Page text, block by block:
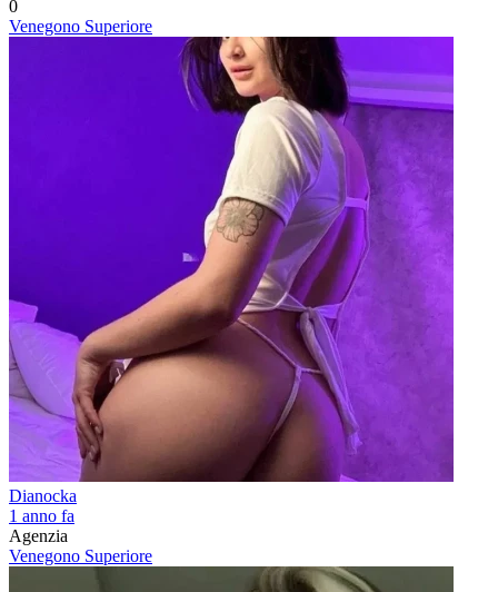
0
Venegono Superiore
Dianocka
1 anno fa
Agenzia
Venegono Superiore